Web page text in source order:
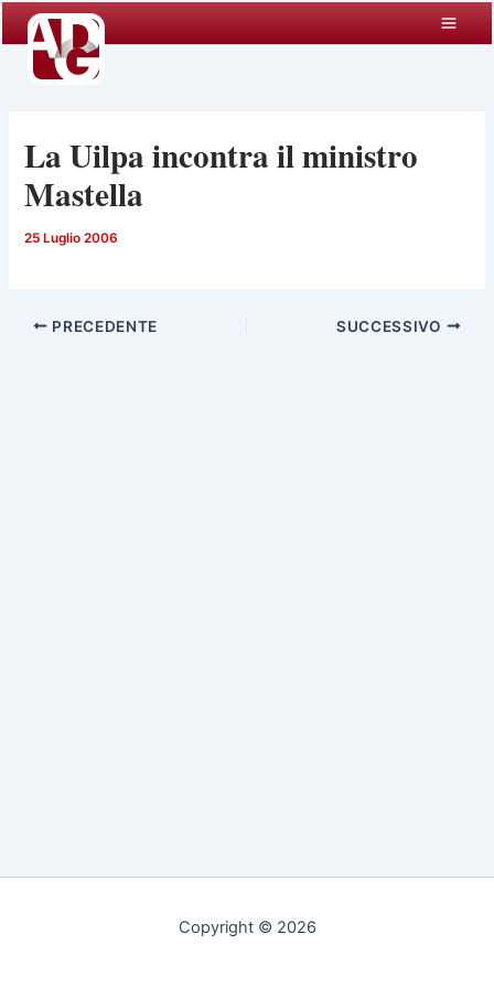
contenuto
La Uilpa incontra il ministro
Mastella
25 Luglio 2006
PRECEDENTE SUCCESSIVO
Copyright © 2026